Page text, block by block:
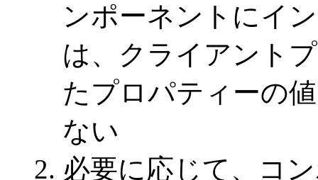
ンポーネントにイ
は、クライアント
たプロパティーの
ない
必要に応じて、コ